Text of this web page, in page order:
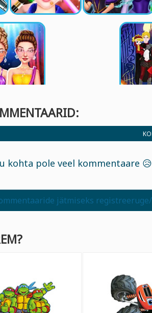
kohta pole veel kommentaare
jätmiseks